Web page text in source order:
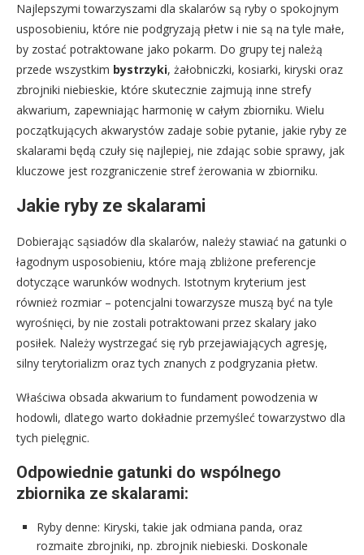
Najlepszymi towarzyszami dla skalarów są ryby o spokojnym
usposobieniu, które nie podgryzają płetw i nie są na tyle małe,
by zostać potraktowane jako pokarm. Do grupy tej należą
przede wszystkim bystrzyki, żałobniczki, kosiarki, kiryski oraz
zbrojniki niebieskie, które skutecznie zajmują inne strefy
akwarium, zapewniając harmonię w całym zbiorniku. Wielu
początkujących akwarystów zadaje sobie pytanie, jakie ryby ze
skalarami będą czuły się najlepiej, nie zdając sobie sprawy, jak
kluczowe jest rozgraniczenie stref żerowania w zbiorniku.
Jakie ryby ze skalarami
Dobierając sąsiadów dla skalarów, należy stawiać na gatunki o
łagodnym usposobieniu, które mają zbliżone preferencje
dotyczące warunków wodnych. Istotnym kryterium jest
również rozmiar – potencjalni towarzysze muszą być na tyle
wyrośnięci, by nie zostali potraktowani przez skalary jako
posiłek. Należy wystrzegać się ryb przejawiających agresję,
silny terytorializm oraz tych znanych z podgryzania płetw.
Właściwa obsada akwarium to fundament powodzenia w
hodowli, dlatego warto dokładnie przemyśleć towarzystwo dla
tych pielęgnic.
Odpowiednie gatunki do wspólnego
zbiornika ze skalarami:
Ryby denne: Kiryski, takie jak odmiana panda, oraz
rozmaite zbrojniki, np. zbrojnik niebieski. Doskonale